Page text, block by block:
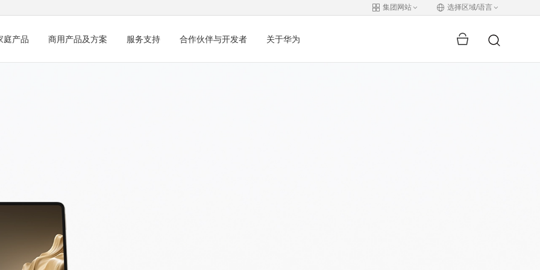
集团网站 选择区域/语言
庭产品 商用产品及方案 服务支持 合作伙伴与开发者 关于华为